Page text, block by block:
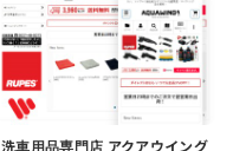
洗車用品専門店 アクアウイング